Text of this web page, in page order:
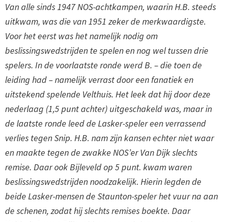
Van alle sinds 1947 NOS-achtkampen, waarin H.B. steeds
uitkwam, was die van 1951 zeker de merkwaardigste.
Voor het eerst was het namelijk nodig om
beslissingswedstrijden te spelen en nog wel tussen drie
spelers. In de voorlaatste ronde werd B. – die toen de
leiding had – namelijk verrast door een fanatiek en
uitstekend spelende Velthuis. Het leek dat hij door deze
nederlaag (1,5 punt achter) uitgeschakeld was, maar in
de laatste ronde leed de Lasker-speler een verrassend
verlies tegen Snip. H.B. nam zijn kansen echter niet waar
en maakte tegen de zwakke NOS’er Van Dijk slechts
remise. Daar ook Bijleveld op 5 punt. kwam waren
beslissingswedstrijden noodzakelijk. Hierin legden de
beide Lasker-mensen de Staunton-speler het vuur na aan
de schenen, zodat hij slechts remises boekte. Daar